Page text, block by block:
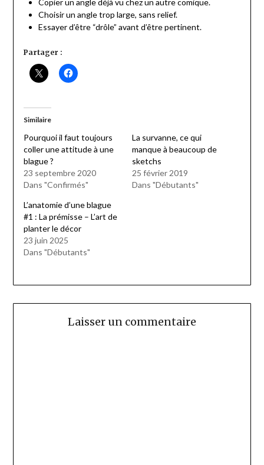
Copier un angle déjà vu chez un autre comique.
Choisir un angle trop large, sans relief.
Essayer d’être “drôle” avant d’être pertinent.
Partager :
Similaire
Pourquoi il faut toujours
coller une attitude à une
blague ?
23 septembre 2020
Dans "Confirmés"
La survanne, ce qui
manque à beaucoup de
sketchs
25 février 2019
Dans "Débutants"
L’anatomie d’une blague
#1 : La prémisse – L’art de
planter le décor
23 juin 2025
Dans "Débutants"
Laisser un commentaire